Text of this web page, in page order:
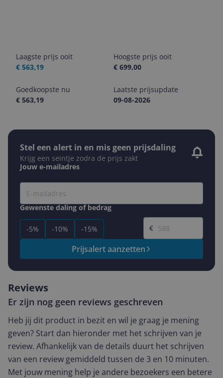
Laagste prijs ooit
€ 563,19
Hoogste prijs ooit
€ 699,00
Goedkoopste nu
€ 563,19
Laatste prijsupdate
09-08-2026
Stel een alert in en mis geen prijsdaling
Krijg een seintje zodra de prijs zakt
Jouw e-mailadres
Gewenste daling of bedrag
-5% -10% -15%
Gewenste prijs
€
Prijsalert aanzetten
Reviews
Er zijn nog geen reviews geschreven
Heb jij dit product in bezit en wil je graag je mening
geven? Start dan hieronder met het schrijven van je
review. Afhankelijk van de details duurt het schrijven
van een review gemiddeld tussen de 3 en 10 minuten.
Met jouw mening help je andere bezoekers een betere